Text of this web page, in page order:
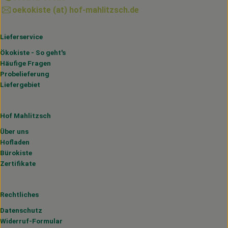
oekokiste (at) hof-mahlitzsch.de
Lieferservice
Ökokiste - So geht's
Häufige Fragen
Probelieferung
Liefergebiet
Hof Mahlitzsch
Über uns
Hofladen
Bürokiste
Zertifikate
Rechtliches
Datenschutz
Widerruf-Formular